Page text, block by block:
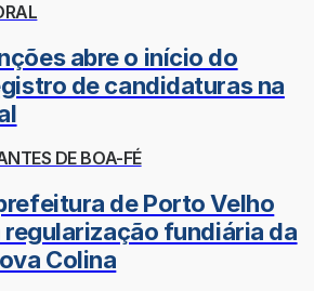
abre o início do
de candidaturas na
DE BOA-FÉ
de Porto Velho
regularização fundiária da
Colina